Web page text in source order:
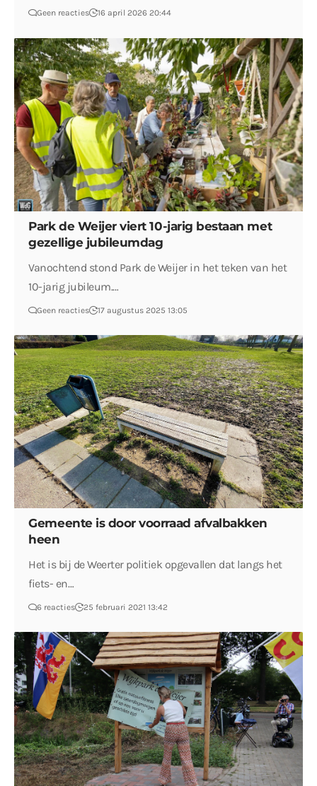
Geen reacties 16 april 2026 20:44
Park de Weijer viert 10-jarig bestaan met
gezellige jubileumdag
Vanochtend stond Park de Weijer in het teken van het
10-jarig jubileum.…
Geen reacties 17 augustus 2025 13:05
Gemeente is door voorraad afvalbakken
heen
Het is bij de Weerter politiek opgevallen dat langs het
fiets- en…
6 reacties 25 februari 2021 13:42